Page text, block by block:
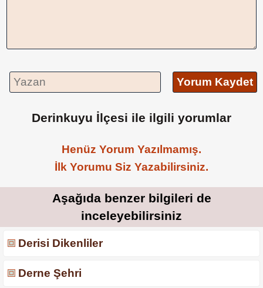
Yorum Kaydet
Derinkuyu İlçesi ile ilgili yorumlar
Henüz Yorum Yazılmamış.
İlk Yorumu Siz Yazabilirsiniz.
Aşağıda benzer bilgileri de
inceleyebilirsiniz
Derisi Dikenliler
Derne Şehri